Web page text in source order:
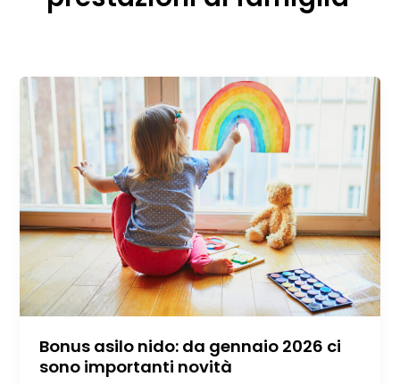
Bonus asilo nido: da gennaio 2026 ci
sono importanti novità